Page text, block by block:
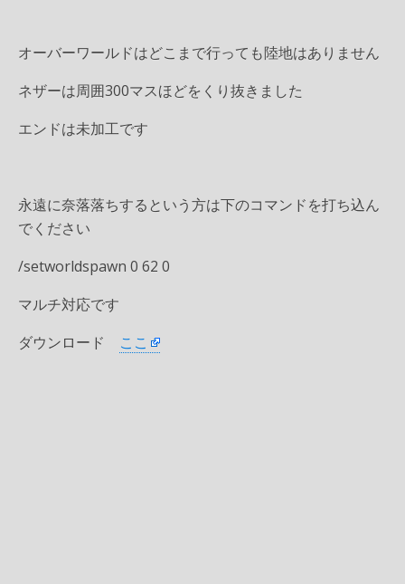
オーバーワールドはどこまで行っても陸地はありません
ネザーは周囲300マスほどをくり抜きました
エンドは未加工です
永遠に奈落落ちするという方は下のコマンドを打ち込ん
でください
/setworldspawn 0 62 0
マルチ対応です
ダウンロード ここ